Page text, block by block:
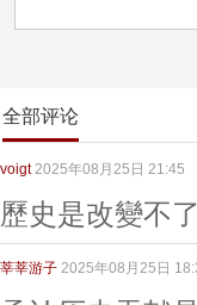
全部评论
voigt 2025年08月25日 21:45
歷史是改變不
莘莘游子 2025年08月25日